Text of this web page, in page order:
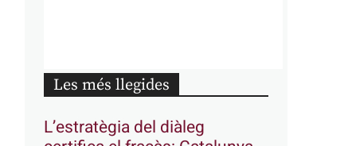
Les més llegides
L’estratègia del diàleg